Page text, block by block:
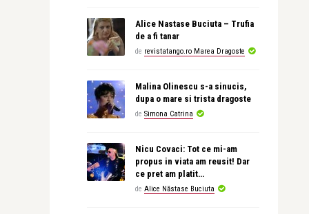
Alice Nastase Buciuta – Trufia
de a fi tanar
de revistatango.ro Marea Dragoste
Malina Olinescu s-a sinucis,
dupa o mare si trista dragoste
de Simona Catrina
Nicu Covaci: Tot ce mi-am
propus in viata am reusit! Dar
ce pret am platit…
de Alice Năstase Buciuta